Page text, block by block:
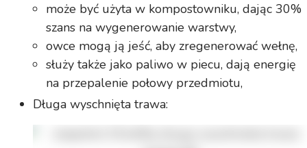
może być użyta w kompostowniku, dając 30%
szans na wygenerowanie warstwy,
owce mogą ją jeść, aby zregenerować wełnę,
służy także jako paliwo w piecu, dają energię
na przepalenie połowy przedmiotu,
Długa wyschnięta trawa: